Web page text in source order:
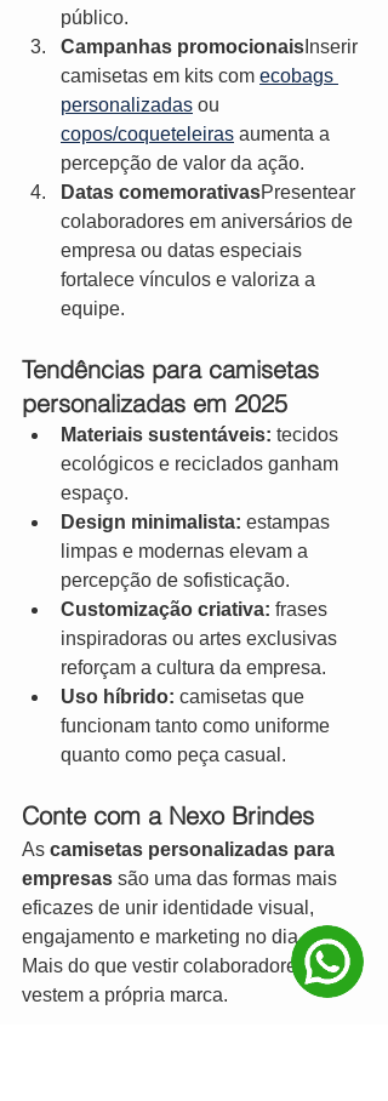
público.
Campanhas promocionais Inserir
camisetas em kits com ecobags
personalizadas ou
copos/coqueteleiras aumenta a
percepção de valor da ação.
Datas comemorativasPresentear
colaboradores em aniversários de
empresa ou datas especiais
fortalece vínculos e valoriza a
equipe.
Tendências para camisetas
personalizadas em 2025
Materiais sustentáveis: tecidos
ecológicos e reciclados ganham
espaço.
Design minimalista: estampas
limpas e modernas elevam a
percepção de sofisticação.
Customização criativa: frases
inspiradoras ou artes exclusivas
reforçam a cultura da empresa.
Uso híbrido: camisetas que
funcionam tanto como uniforme
quanto como peça casual.
Conte com a Nexo Brindes
As camisetas personalizadas para
empresas são uma das formas mais
eficazes de unir identidade visual,
engajamento e marketing no dia a dia.
Mais do que vestir colaboradores, elas
vestem a própria marca.